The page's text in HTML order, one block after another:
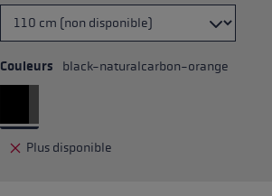
Couleurs black-naturalcarbon-orange
Plus disponible